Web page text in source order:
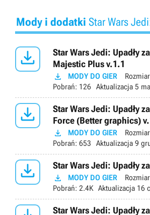
Mody i dodatki Star Wars

Star Wars Jedi: Upadły
Majestic Plus v.1.1
 MODY DO GIER
Pobrań: 126 Aktualizacja 5

Star Wars Jedi: Upadły
Force (Better graphics)
 MODY DO GIER
Pobrań: 653 Aktualizacja 9
 Star Wars Jedi: Upadły
 MODY DO GIER
Pobrań: 2.4K Aktualizacja 16
Star Wars Jedi: Upadły